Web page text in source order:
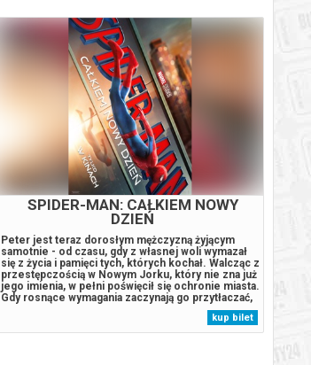
SPIDER-MAN: CAŁKIEM NOWY
DZIEŃ
Peter jest teraz dorosłym mężczyzną żyjącym
samotnie - od czasu, gdy z własnej woli wymazał
się z życia i pamięci tych, których kochał. Walcząc z
przestępczością w Nowym Jorku, który nie zna już
jego imienia, w pełni poświęcił się ochronie miasta.
Gdy rosnące wymagania zaczynają go przytłaczać,
presja wywołuje zaskakującą fizyczną przemianę,
która zagraża jego istnieniu, podczas gdy nowy,
niepokojący...
kup bilet